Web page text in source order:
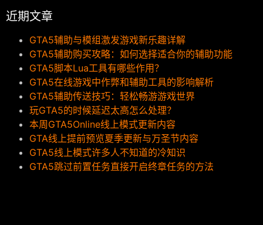
近期文章
GTA5辅助与模组激发游戏新乐趣详解
GTA5辅助购买攻略：如何选择适合你的辅助功能
GTA5脚本Lua工具有哪些作用？
GTA5在线游戏中作弊和辅助工具的影响解析
GTA5辅助传送技巧：轻松畅游游戏世界
玩GTA5的时候延迟太高怎么处理？
本周GTA5Online线上模式更新内容
GTA线上提前预览夏季更新与万圣节内容
GTA5线上模式许多人不知道的冷知识
GTA5跳过前置任务直接开启终章任务的方法